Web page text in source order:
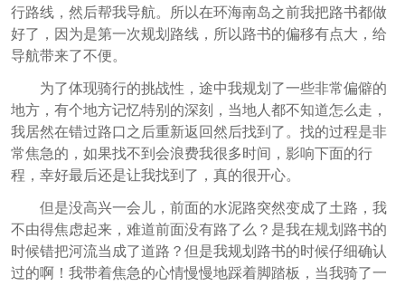
行路线，然后帮我导航。所以在环海南岛之前我把路书都做
好了，因为是第一次规划路线，所以路书的偏移有点大，给
导航带来了不便。
为了体现骑行的挑战性，途中我规划了一些非常偏僻的
地方，有个地方记忆特别的深刻，当地人都不知道怎么走，
我居然在错过路口之后重新返回然后找到了。 找的过程是非
常焦急的，如果找不到会浪费我很多时间，影响下面的行
程，幸好最后还是让我找到了，真的很开心。
但是没高兴一会儿，前面的水泥路突然变成了土路，我
不由得焦虑起来，难道前面没有路了么？是我在规划路书的
时候错把河流当成了道路？但是我规划路书的时候仔细确认
过的啊！我带着焦急的心情慢慢地踩着脚踏板，当我骑了一